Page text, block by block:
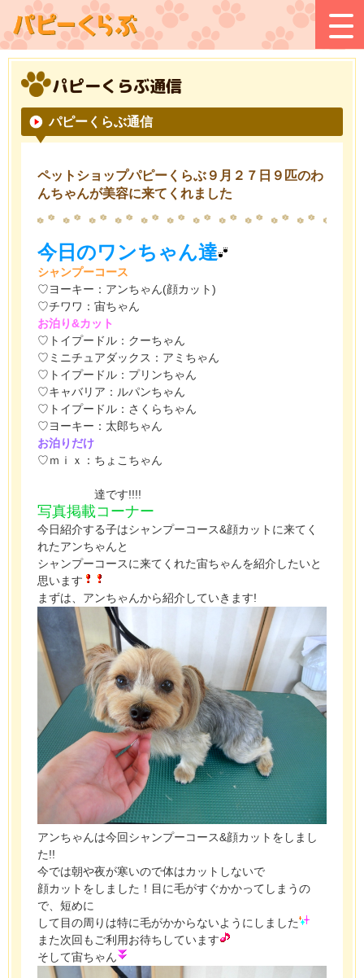
パピーくらぶ通信
パピーくらぶ通信
ペットショップパピーくらぶ９月２７日９匹のわ
んちゃんが美容に来てくれました
今日のワンちゃん達
シャンプーコース
♡ヨーキー：アンちゃん(顔カット)
♡チワワ：宙ちゃん
お泊り&カット
♡トイプードル：クーちゃん
♡ミニチュアダックス：アミちゃん
♡トイプードル：プリンちゃん
♡キャバリア：ルパンちゃん
♡トイプードル：さくらちゃん
♡ヨーキー：太郎ちゃん
お泊りだけ
♡ｍｉｘ：ちょこちゃん
達です!!!!
写真掲載コーナー
今日紹介する子はシャンプーコース&顔カットに来てく
れたアンちゃんと
シャンプーコースに来てくれた宙ちゃんを紹介したいと
思います
まずは、アンちゃんから紹介していきます!
アンちゃんは今回シャンプーコース&顔カットをしまし
た!!
今では朝や夜が寒いので体はカットしないで
顔カットをしました！目に毛がすぐかかってしまうの
で、短めに
して目の周りは特に毛がかからないようにしました
また次回もご利用お待ちしています
そして宙ちゃん